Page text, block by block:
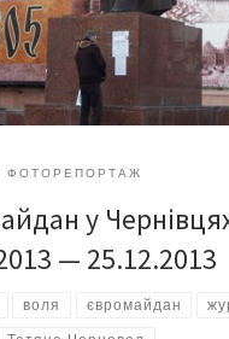
ФОТОРЕПОРТАЖ
у
— 25.12.2013
воля євромайдан